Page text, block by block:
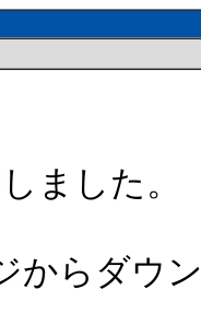
ました。
からダウ